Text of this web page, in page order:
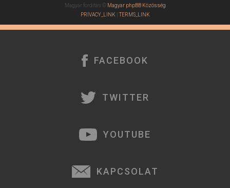
Magyar fordítás ©
Magyar phpBB Közösség
PRIVACY_LINK| TERMS_LINK
FACEBOOK
TWITTER
YOUTUBE
KAPCSOLAT